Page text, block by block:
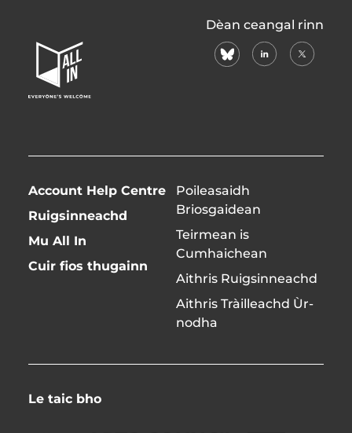
In
Home
Page
Dèan ceangal rinn
blueskylinkedin
X
(formerly
Account Help Centre
Ruigsinneachd
Mu All In
Cuir fios thugainn
Poileasaidh
Briosgaidean
Teirmean is
Cumhaichean
Aithris Ruigsinneachd
Aithris Tràilleachd Ùr-
nodha
Le taic bho